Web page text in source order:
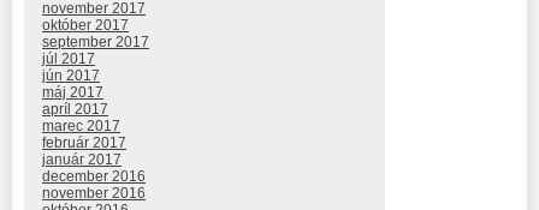
november 2017
október 2017
september 2017
júl 2017
jún 2017
máj 2017
apríl 2017
marec 2017
február 2017
január 2017
december 2016
november 2016